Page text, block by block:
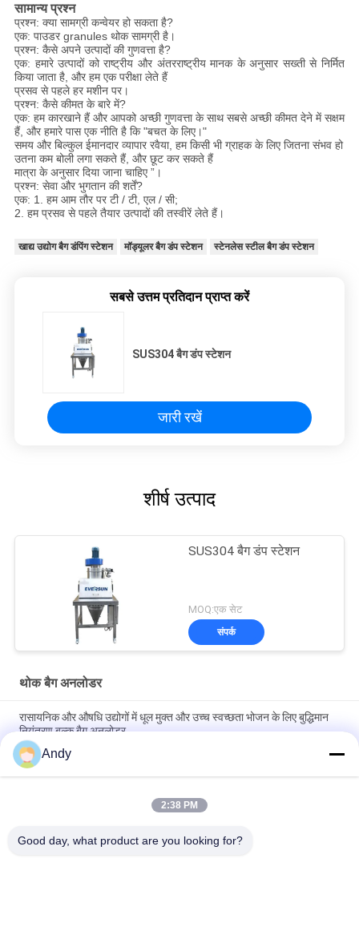
सामान्य प्रश्न
प्रश्न: क्या सामग्री कन्वेयर हो सकता है?
एक: पाउडर granules थोक सामग्री है।
प्रश्न: कैसे अपने उत्पादों की गुणवत्ता है?
एक: हमारे उत्पादों को राष्ट्रीय और अंतरराष्ट्रीय मानक के अनुसार सख्ती से निर्मित
किया जाता है, और हम एक परीक्षा लेते हैं
प्रसव से पहले हर मशीन पर।
प्रश्न: कैसे कीमत के बारे में?
एक: हम कारखाने हैं और आपको अच्छी गुणवत्ता के साथ सबसे अच्छी कीमत देने में सक्षम
हैं, और हमारे पास एक नीति है कि "बचत के लिए।"
समय और बिल्कुल ईमानदार व्यापार रवैया, हम किसी भी ग्राहक के लिए जितना संभव हो
उतना कम बोली लगा सकते हैं, और छूट कर सकते हैं
मात्रा के अनुसार दिया जाना चाहिए ”।
प्रश्न: सेवा और भुगतान की शर्तें?
एक: 1. हम आम तौर पर टी / टी, एल / सी;
2. हम प्रसव से पहले तैयार उत्पादों की तस्वीरें लेते हैं।
खाद्य उद्योग बैग डंपिंग स्टेशन मॉड्यूलर बैग डंप स्टेशन स्टेनलेस स्टील बैग डंप स्टेशन
सबसे उत्तम प्रतिदान प्राप्त करें
SUS304 बैग डंप स्टेशन
जारी रखें
शीर्ष उत्पाद
SUS304 बैग डंप स्टेशन
MOQ:एक सेट
संपर्क
थोक बैग अनलोडर
रासायनिक और औषधि उद्योगों में धूल मुक्त और उच्च स्वच्छता भोजन के लिए बुद्धिमान
नियंत्रण बल्क बैग अनलोडर
स्वच्छ और धूल-मुक्त परिचालन वातावरण सामग्री प्रबंधन के लिए अत्यधिक विशिष्ट
बल्क बैग अनलोडर
थोक बैग अनलोडर तेजी से स्क्रीनिंग और धूल नियंत्रण के लिए धूल मुक्त फीडिंग
Andy
2:38 PM
Good day, what product are you looking for?